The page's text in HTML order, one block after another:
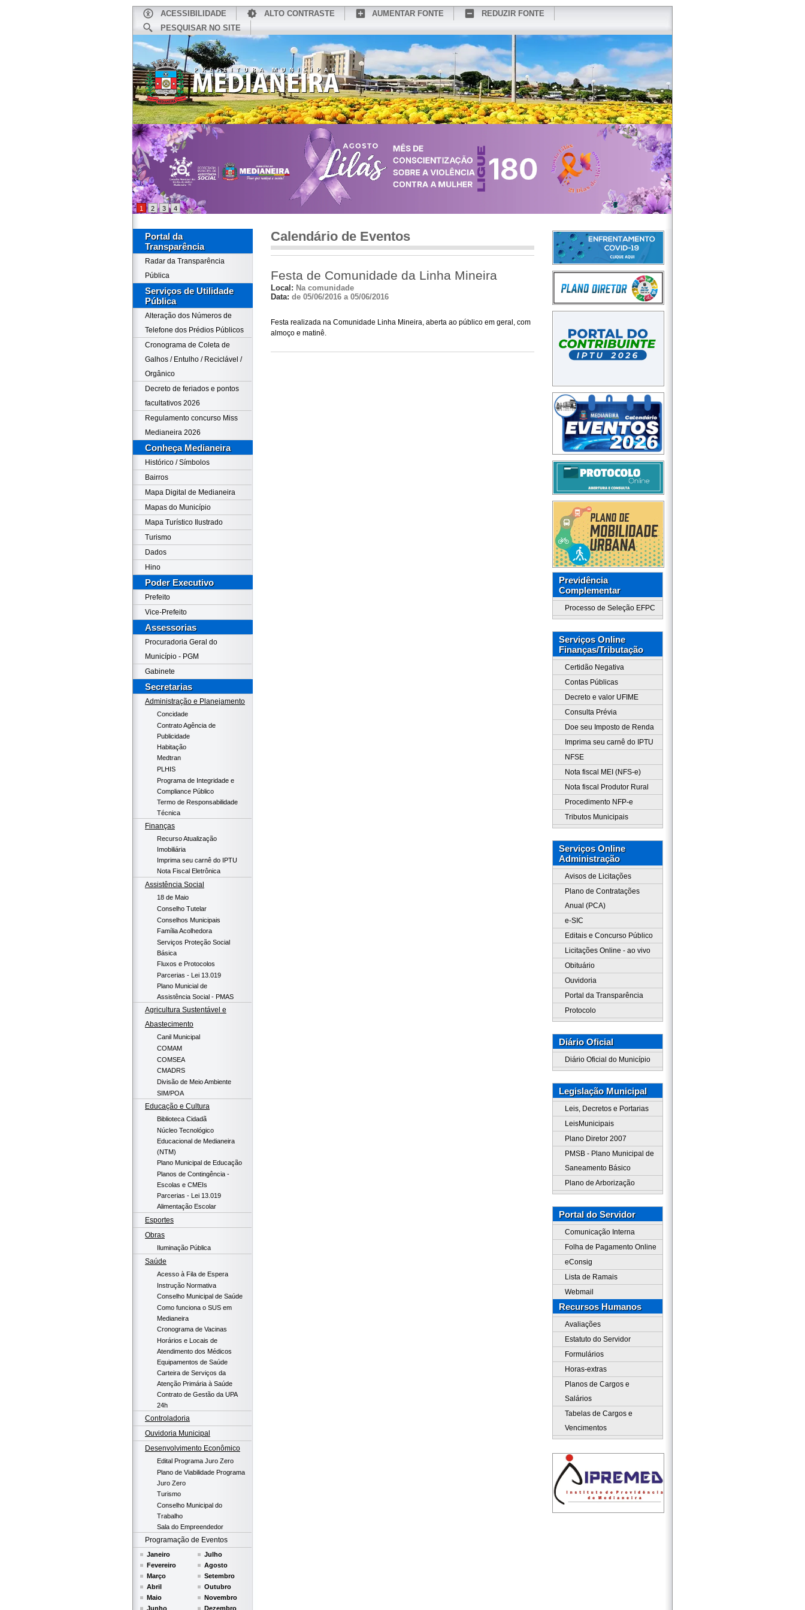
ACESSIBILIDADE ALTO CONTRASTE AUMENTAR FONTE
REDUZIR FONTE
PESQUISAR NO SITE
CONHEÇA MEDIANEIRA REDES SOCIAIS WEBMAIL
1 2 3 4
Portal da
Transparência
Radar da Transparência
Pública
Serviços de Utilidade
Pública
Alteração dos Números de
Telefone dos Prédios Públicos
Cronograma de Coleta de
Galhos / Entulho / Reciclável /
Orgânico
Decreto de feriados e pontos
facultativos 2026
Regulamento concurso Miss
Medianeira 2026
Conheça Medianeira
Histórico / Símbolos
Bairros
Mapa Digital de Medianeira
Mapas do Município
Mapa Turístico Ilustrado
Turismo
Dados
Hino
Poder Executivo
Prefeito
Vice-Prefeito
Assessorias
Procuradoria Geral do
Município - PGM
Gabinete
Secretarias
Administração e Planejamento
Concidade
Contrato Agência de
Publicidade
Habitação
Medtran
PLHIS
Programa de Integridade e
Compliance Público
Termo de Responsabilidade
Técnica
Finanças
Recurso Atualização
Imobiliária
Imprima seu carnê do IPTU
Nota Fiscal Eletrônica
Assistência Social
18 de Maio
Conselho Tutelar
Conselhos Municipais
Família Acolhedora
Serviços Proteção Social
Básica
Fluxos e Protocolos
Parcerias - Lei 13.019
Plano Municial de
Assistência Social - PMAS
Agricultura Sustentável e
Abastecimento
Canil Municipal
COMAM
COMSEA
CMADRS
Divisão de Meio Ambiente
SIM/POA
Educação e Cultura
Biblioteca Cidadã
Núcleo Tecnológico
Educacional de Medianeira
(NTM)
Plano Municipal de Educação
Planos de Contingência -
Escolas e CMEIs
Parcerias - Lei 13.019
Alimentação Escolar
Esportes
Obras
Iluminação Pública
Saúde
Acesso à Fila de Espera
Instrução Normativa
Conselho Municipal de Saúde
Como funciona o SUS em
Medianeira
Cronograma de Vacinas
Horários e Locais de
Atendimento dos Médicos
Equipamentos de Saúde
Carteira de Serviços da
Atenção Primária à Saúde
Contrato de Gestão da UPA
24h
Controladoria
Ouvidoria Municipal
Desenvolvimento Econômico
Edital Programa Juro Zero
Plano de Viabilidade Programa
Juro Zero
Turismo
Conselho Municipal do
Trabalho
Sala do Empreendedor
Programação de Eventos
Janeiro
Fevereiro
Março
Abril
Maio
Junho
Julho
Agosto
Setembro
Outubro
Novembro
Dezembro
Calendário de Eventos
Festa de Comunidade da Linha Mineira
Local: Na comunidade
Data: de 05/06/2016 a 05/06/2016
Festa realizada na Comunidade Linha Mineira, aberta ao público em geral, com
almoço e matinê.
Previdência
Complementar
Processo de Seleção EFPC
Serviços Online
Finanças/Tributação
Certidão Negativa
Contas Públicas
Decreto e valor UFIME
Consulta Prévia
Doe seu Imposto de Renda
Imprima seu carnê do IPTU
NFSE
Nota fiscal MEI (NFS-e)
Nota fiscal Produtor Rural
Procedimento NFP-e
Tributos Municipais
Serviços Online
Administração
Avisos de Licitações
Plano de Contratações
Anual (PCA)
e-SIC
Editais e Concurso Público
Licitações Online - ao vivo
Obituário
Ouvidoria
Portal da Transparência
Protocolo
Diário Oficial
Diário Oficial do Município
Legislação Municipal
Leis, Decretos e Portarias
LeisMunicipais
Plano Diretor 2007
PMSB - Plano Municipal de
Saneamento Básico
Plano de Arborização
Portal do Servidor
Comunicação Interna
Folha de Pagamento Online
eConsig
Lista de Ramais
Webmail
Recursos Humanos
Avaliações
Estatuto do Servidor
Formulários
Horas-extras
Planos de Cargos e
Salários
Tabelas de Cargos e
Vencimentos